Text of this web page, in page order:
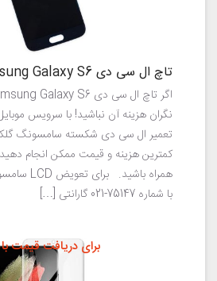
تاچ ال سی دی Samsung Galaxy S6 مدل G920
نگران هزینه آن نباشید! با سرویس
کمترین هزینه و قیمت ممکن انجام
با شماره 75147-021 گارانتی […]
برای دریافت قیمت